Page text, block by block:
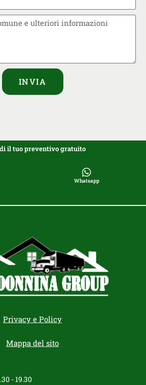
INVIA
il tuo preventivo gratuito
Whatsapp
Privacy e Policy
Mappa del sito
- 19.30